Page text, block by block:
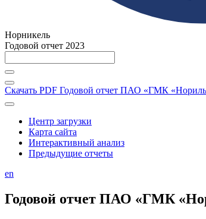
Норникель
Годовой отчет 2023
Скачать PDF Годовой отчет ПАО «ГМК
Центр загрузки
Карта сайта
Интерактивный анализ
Предыдущие отчеты
en
Годовой отчет ПАО «ГМК